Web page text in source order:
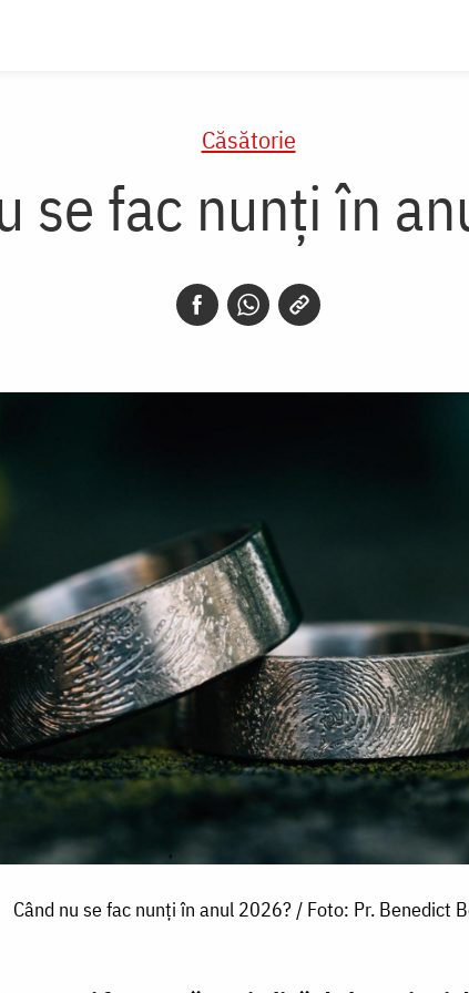
Căsătorie
se fac nunți în
Când nu se fac nunți în anul 2026? / Foto: Pr. Benedict